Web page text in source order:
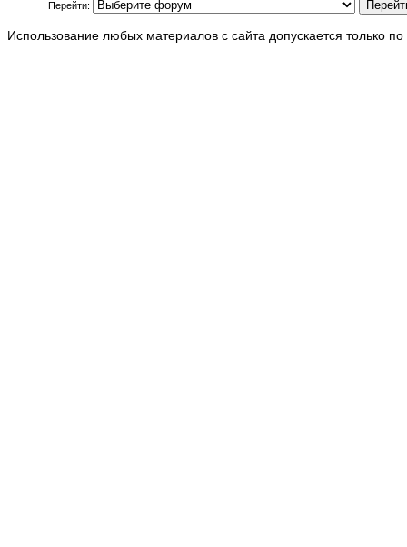
Перейти:
Использование любых материалов с сайта допускается только